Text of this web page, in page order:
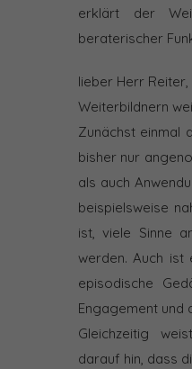
erklärt der
beraterischer
lieber Herr
Weiterbildnern
Zunächst einmal
bisher nur
als auch
beispielsweise
ist, viele Sinne
werden. Auch ist
episodische
Engagement und
Gleichzeitig
darauf hin, dass